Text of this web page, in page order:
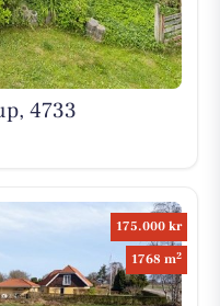
4733
175.000 kr
1768 m2